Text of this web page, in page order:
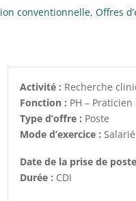
conventionnelle,Offres
Activité : Recherche
Fonction : PH –
Type d’offre : Poste
Mode d’exercice :Salarié
Date de la prise de
Durée : CDI